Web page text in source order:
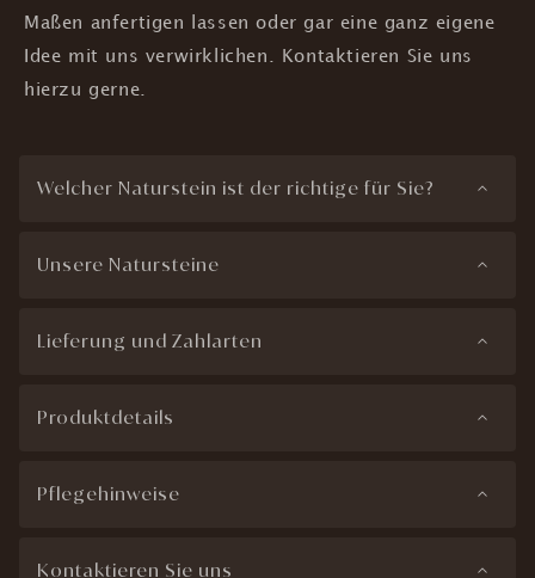
Maßen anfertigen lassen oder gar eine ganz eigene
Idee mit uns verwirklichen. Kontaktieren Sie uns
hierzu gerne.
Welcher Naturstein ist der richtige für Sie?
Unsere Natursteine
Lieferung und Zahlarten
Produktdetails
Pflegehinweise
Kontaktieren Sie uns